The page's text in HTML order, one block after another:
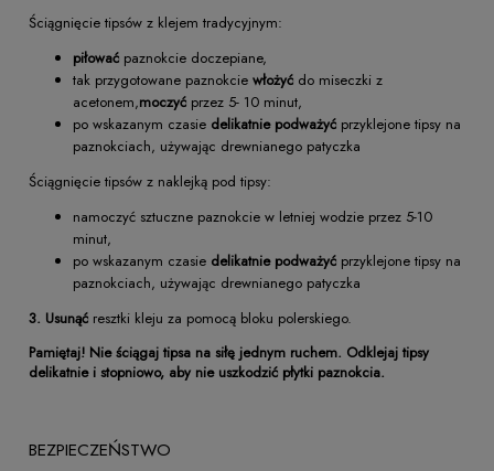
Ściągnięcie tipsów z klejem tradycyjnym:
piłować paznokcie doczepiane,
tak przygotowane paznokcie włożyć do miseczki z
acetonem,moczyć przez 5- 10 minut,
po wskazanym czasie delikatnie podważyć przyklejone tipsy na
paznokciach, używając drewnianego patyczka
Ściągnięcie tipsów z naklejką pod tipsy:
namoczyć sztuczne paznokcie w letniej wodzie przez 5-10
minut,
po wskazanym czasie delikatnie podważyć przyklejone tipsy na
paznokciach, używając drewnianego patyczka
3. Usunąć resztki kleju za pomocą bloku polerskiego.
Pamiętaj! Nie ściągaj tipsa na siłę jednym ruchem. Odklejaj tipsy
delikatnie i stopniowo, aby nie uszkodzić płytki paznokcia.
BEZPIECZEŃSTWO